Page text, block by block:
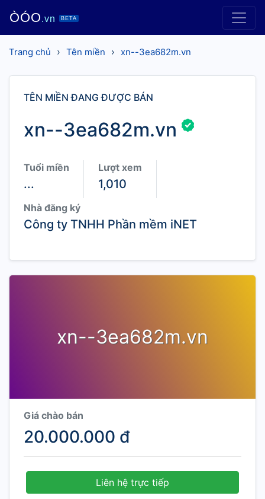
ÒÓO.vn BETA
Trang chủ › Tên miền › xn--3ea682m.vn
TÊN MIỀN ĐANG ĐƯỢC BÁN
xn--3ea682m.vn
Tuổi miền
...
Lượt xem
1,010
Nhà đăng ký
Công ty TNHH Phần mềm iNET
xn--3ea682m.vn
Giá chào bán
20.000.000 đ
Liên hệ trực tiếp